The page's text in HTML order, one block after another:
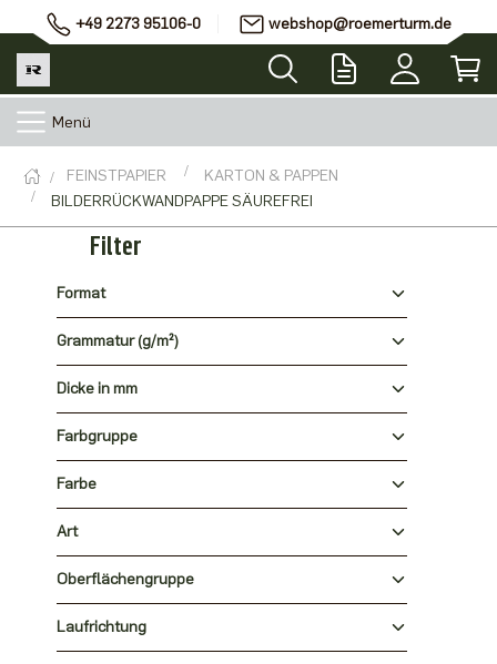
+49 2273 95106-0 webshop@roemerturm.de
Menü
FEINSTPAPIER
KARTON & PAPPEN
BILDERRÜCKWANDPAPPE SÄUREFREI
Filter
Format
Grammatur (g/m²)
Dicke in mm
Farbgruppe
Farbe
Art
Oberflächengruppe
Laufrichtung